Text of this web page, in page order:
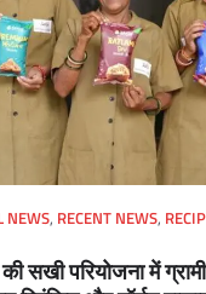
NEWS, RECENT NEWS,
सखी परियोजना में